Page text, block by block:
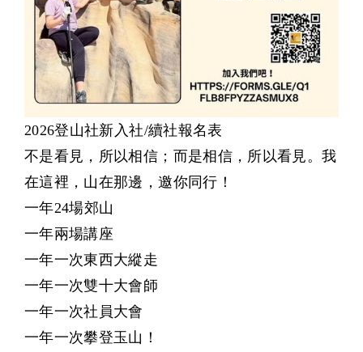
2026登山社新入社/續社報名表
不是看見，所以相信；而是相信，所以看見。我
在這裡，山在那邊，邀你同行！
一年24場郊山
一年兩場講座
一年一次東西大縱走
一年一次雙十大會師
一年一次社員大會
一年一次攀登玉山！